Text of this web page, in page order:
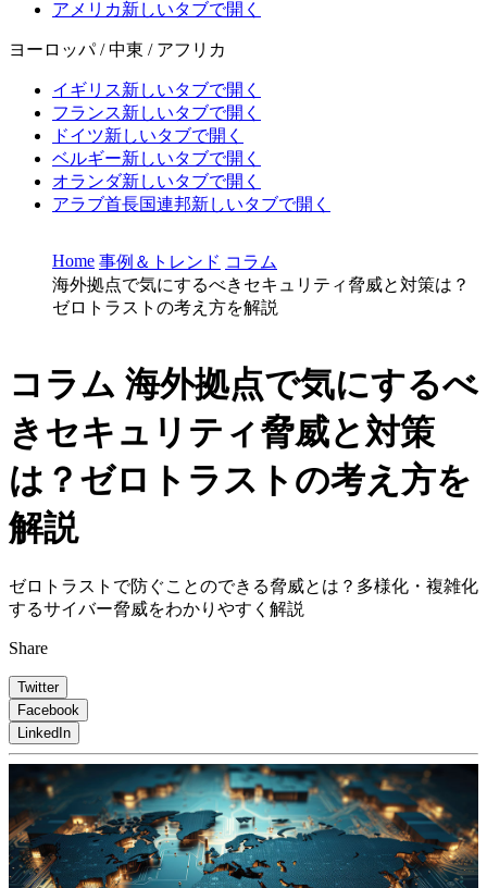
アメリカ新しいタブで開く
ヨーロッパ / 中東 / アフリカ
イギリス新しいタブで開く
フランス新しいタブで開く
ドイツ新しいタブで開く
ベルギー新しいタブで開く
オランダ新しいタブで開く
アラブ首長国連邦新しいタブで開く
Home 事例＆トレンド コラム
海外拠点で気にするべきセキュリティ脅威と対策は？
ゼロトラストの考え方を解説
コラム 海外拠点で気にするべ
きセキュリティ脅威と対策
は？ゼロトラストの考え方を
解説
ゼロトラストで防ぐことのできる脅威とは？多様化・複雑化
するサイバー脅威をわかりやすく解説
Share
Twitter
Facebook
LinkedIn